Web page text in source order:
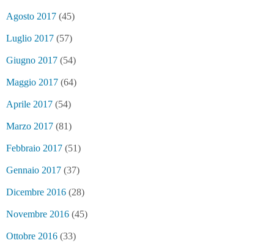
Agosto 2017 (45)
Luglio 2017 (57)
Giugno 2017 (54)
Maggio 2017 (64)
Aprile 2017 (54)
Marzo 2017 (81)
Febbraio 2017 (51)
Gennaio 2017 (37)
Dicembre 2016 (28)
Novembre 2016 (45)
Ottobre 2016 (33)